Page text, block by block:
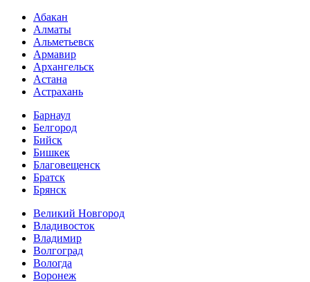
Абакан
Алматы
Альметьевск
Армавир
Архангельск
Астана
Астрахань
Барнаул
Белгород
Бийск
Бишкек
Благовещенск
Братск
Брянск
Великий Новгород
Владивосток
Владимир
Волгоград
Вологда
Воронеж